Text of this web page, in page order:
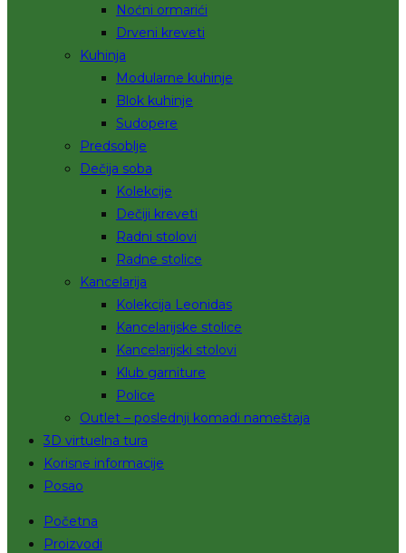
Noćni ormarići
Drveni kreveti
Kuhinja
Modularne kuhinje
Blok kuhinje
Sudopere
Predsoblje
Dečija soba
Kolekcije
Dečiji kreveti
Radni stolovi
Radne stolice
Kancelarija
Kolekcija Leonidas
Kancelarijske stolice
Kancelarijski stolovi
Klub garniture
Police
Outlet – poslednji komadi nameštaja
3D virtuelna tura
Korisne informacije
Posao
Početna
Proizvodi